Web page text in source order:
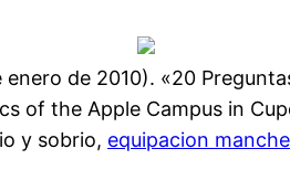
de 2010). «20
of the Apple Campus in
y sobrio, equipacion